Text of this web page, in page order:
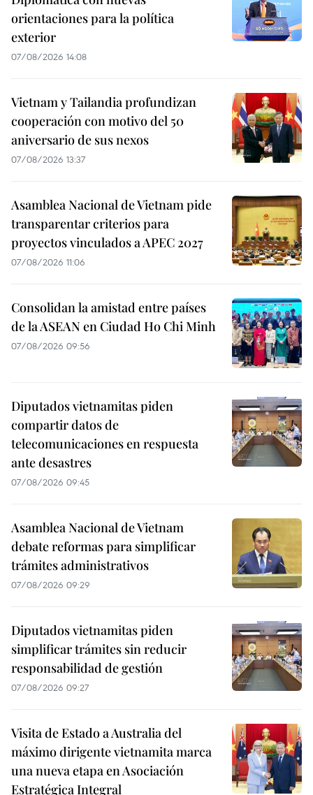
orientaciones para la política
exterior
07/08/2026 14:08
Vietnam y Tailandia profundizan
cooperación con motivo del 50
aniversario de sus nexos
07/08/2026 13:37
Asamblea Nacional de Vietnam pide
transparentar criterios para
proyectos vinculados a APEC 2027
07/08/2026 11:06
Consolidan la amistad entre países
de la ASEAN en Ciudad Ho Chi Minh
07/08/2026 09:56
Diputados vietnamitas piden
compartir datos de
telecomunicaciones en respuesta
ante desastres
07/08/2026 09:45
Asamblea Nacional de Vietnam
debate reformas para simplificar
trámites administrativos
07/08/2026 09:29
Diputados vietnamitas piden
simplificar trámites sin reducir
responsabilidad de gestión
07/08/2026 09:27
Visita de Estado a Australia del
máximo dirigente vietnamita marca
una nueva etapa en Asociación
Estratégica Integral